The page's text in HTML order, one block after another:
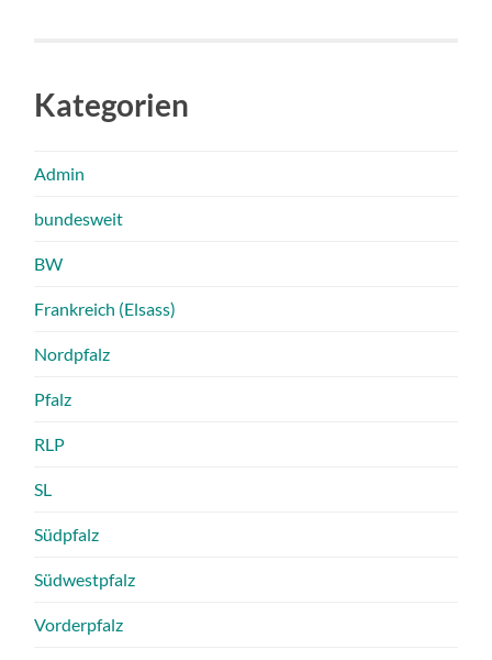
Kategorien
Admin
bundesweit
BW
Frankreich (Elsass)
Nordpfalz
Pfalz
RLP
SL
Südpfalz
Südwestpfalz
Vorderpfalz